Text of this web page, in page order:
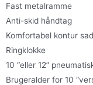
Fast metalramme
Anti-skid håndtag
Komfortabel kontur
Ringklokke
10 “eller 12”
Brugeralder for 10